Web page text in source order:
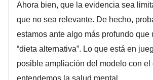
Ahora bien, que la evidencia sea
que no sea relevante. De hecho,
estamos ante algo más profundo que
“dieta alternativa”. Lo que está en
posible ampliación del modelo con el
entendemos la salud mental.